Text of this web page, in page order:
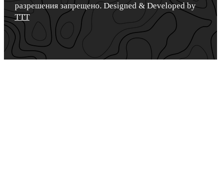
разрешения запрещено. Designed & Developed by
TTT